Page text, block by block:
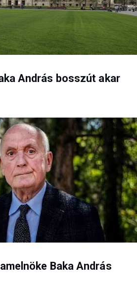
András bosszút akar
Baka András